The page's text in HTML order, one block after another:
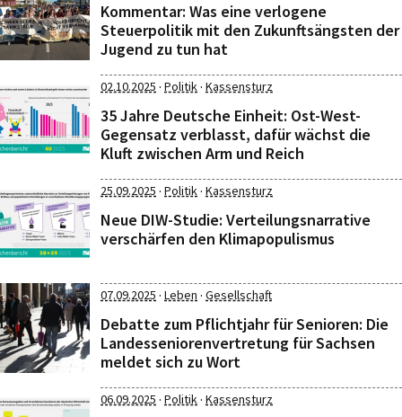
Kommentar: Was eine verlogene
Steuerpolitik mit den Zukunftsängsten der
Jugend zu tun hat
02.10.2025 · Politik· Kassensturz
35 Jahre Deutsche Einheit: Ost-West-
Gegensatz verblasst, dafür wächst die
Kluft zwischen Arm und Reich
25.09.2025 · Politik· Kassensturz
Neue DIW-Studie: Verteilungsnarrative
verschärfen den Klimapopulismus
07.09.2025 · Leben · Gesellschaft
Debatte zum Pflichtjahr für Senioren: Die
Landesseniorenvertretung für Sachsen
meldet sich zu Wort
06.09.2025 · Politik· Kassensturz